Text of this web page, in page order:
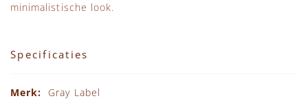
minimalistische look.
Specificaties
Gray Label